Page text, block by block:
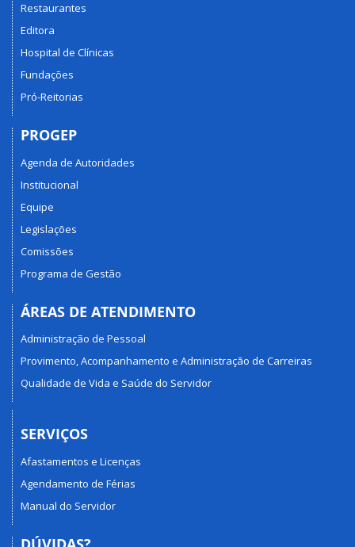
Restaurantes
Editora
Hospital de Clínicas
Fundações
Pró-Reitorias
PROGEP
Agenda de Autoridades
Institucional
Equipe
Legislações
Comissões
Programa de Gestão
ÁREAS DE ATENDIMENTO
Administração de Pessoal
Provimento, Acompanhamento e Administração de Carreiras
Qualidade de Vida e Saúde do Servidor
SERVIÇOS
Afastamentos e Licenças
Agendamento de Férias
Manual do Servidor